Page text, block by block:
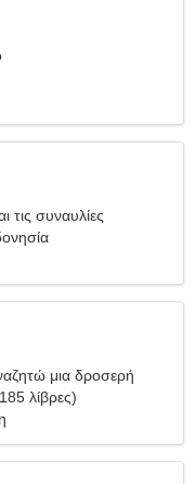
τις συναυλίες
μια δροσερή
λίβρες)